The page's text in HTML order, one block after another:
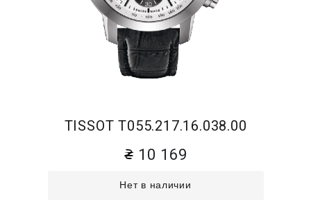
TISSOT T055.217.16.038.00
10 169
Нет в наличии